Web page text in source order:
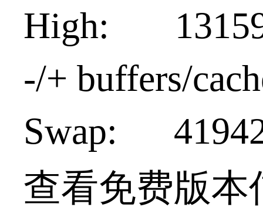
High:
-/+ buffers/
Swap:
查看免费版本